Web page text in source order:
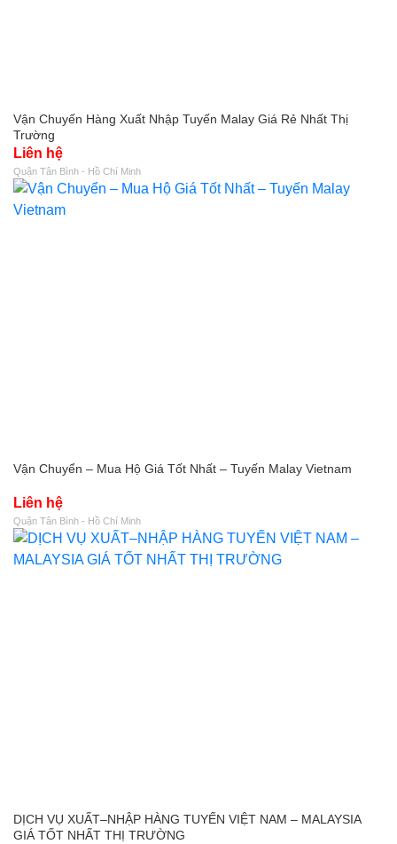
Vận Chuyến Hàng Xuất Nhập Tuyến Malay Giá Rẻ Nhất Thị
Trường
Liên hệ
Quận Tân Bình - Hồ Chí Minh
Vận Chuyển – Mua Hộ Giá Tốt Nhất – Tuyến Malay Vietnam
Liên hệ
Quận Tân Bình - Hồ Chí Minh
DỊCH VỤ XUẤT–NHẬP HÀNG TUYẾN VIỆT NAM – MALAYSIA
GIÁ TỐT NHẤT THỊ TRƯỜNG